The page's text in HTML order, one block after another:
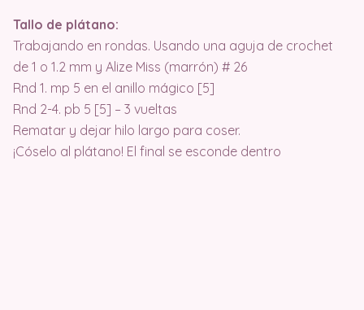
Tallo de plátano:
Trabajando en rondas. Usando una aguja de crochet
de 1 o 1.2 mm y Alize Miss (marrón) # 26
Rnd 1. mp 5 en el anillo mágico [5]
Rnd 2-4. pb 5 [5] – 3 vueltas
Rematar y dejar hilo largo para coser.
¡Cóselo al plátano! El final se esconde dentro